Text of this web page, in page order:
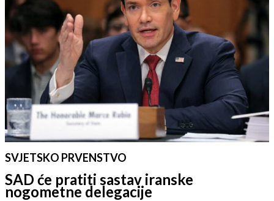
SVJETSKO PRVENSTVO
SAD će pratiti sastav iranske
nogometne delegacije